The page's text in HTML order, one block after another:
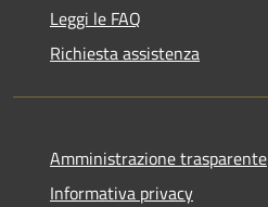
Leggi le FAQ
Richiesta assistenza
Amministrazione trasparente
Informativa privacy